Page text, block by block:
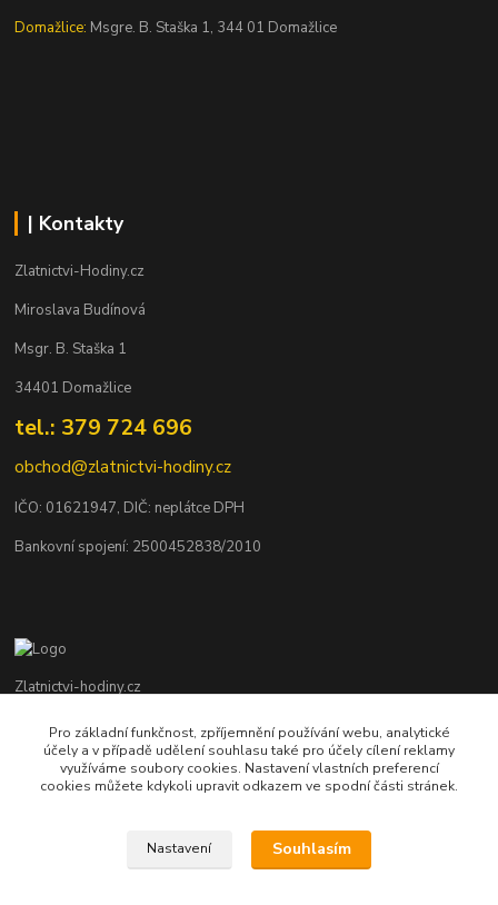
Domažlice: Msgre. B. Staška 1, 344 01 Domažlice
| Kontakty
Zlatnictvi-Hodiny.cz
Miroslava Budínová
Msgr. B. Staška 1
34401 Domažlice
tel.: 379 724 696
obchod@zlatnictvi-hodiny.cz
IČO: 01621947, DIČ: neplátce DPH
Bankovní spojení: 2500452838/2010
Zlatnictvi-hodiny.cz
+420 379 492 545
Po - Pá: 9,00 - 17,00 hod., So: 9,00 - 11,30 hod.
Pro základní funkčnost, zpříjemnění používání webu, analytické
účely a v případě udělení souhlasu také pro účely cílení reklamy
využíváme soubory cookies. Nastavení vlastních preferencí
cookies můžete kdykoli upravit odkazem ve spodní části stránek.
Nastavení Souhlasím